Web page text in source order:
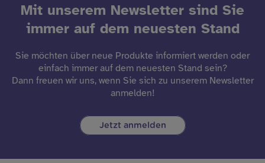
Mit unserem Newsletter sind Sie
immer auf dem neuesten Stand
Sie möchten über neue Produkte informiert werden oder
einfach immer auf dem neuesten Stand sein?
Dann freuen wir uns, wenn Sie sich zu unserem Newsletter
anmelden!
Jetzt anmelden